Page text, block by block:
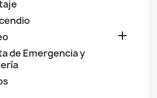

de Emergencia y